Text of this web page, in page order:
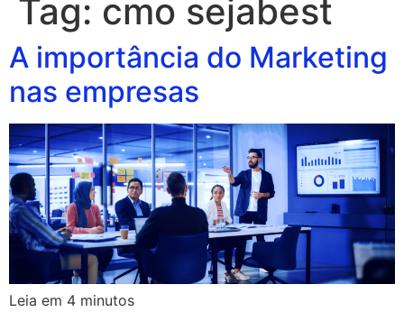
Tag: cmo sejabest
A importância do Marketing
nas empresas
Leia em 4 minutos